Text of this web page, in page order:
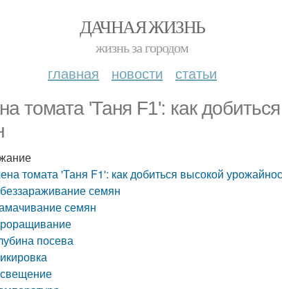
ДАЧНАЯ ЖИЗНЬ
жизнь за городом
главная новости статьи
томата 'Таня F1': как
томата 'Таня F1': как добиться высокой
семян
семян
посева